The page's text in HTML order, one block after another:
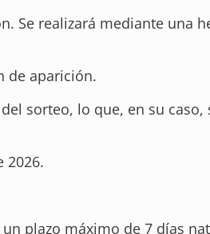
Se realizará mediante una
de aparición.
sorteo, lo que, en su
2026.
plazo máximo de 7 días